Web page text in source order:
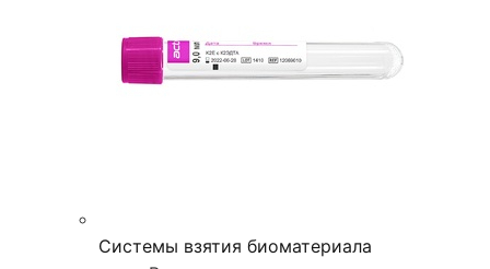
Системы взятия биоматериала